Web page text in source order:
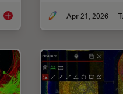
What’s the Best Organoid Imaging
Apr 21, 2026